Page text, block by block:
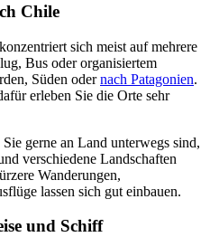
Chile
sich meist auf mehrere
Bus oder organisiertem
Süden odernach Patagonien.
erleben Sie die Orte sehr
gerne an Land unterwegs sind,
verschiedene Landschaften
Wanderungen,
lassen sich gut einbauen.
und Schiff